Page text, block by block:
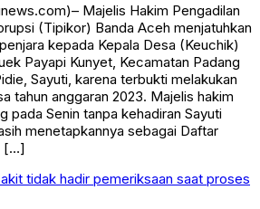
Majelis Hakim Pengadilan
(Tipikor) Banda Aceh menjatuhkan
kepada Kepala Desa (Keuchik)
Payapi Kunyet, Kecamatan Padang
Sayuti, karena terbukti melakukan
tahun anggaran 2023. Majelis hakim
pada Senin tanpa kehadiran Sayuti
menetapkannya sebagai Daftar
[…]